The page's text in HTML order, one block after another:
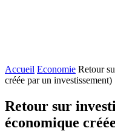
Accueil Economie Retour
créée par un investissement)
Retour sur
économique